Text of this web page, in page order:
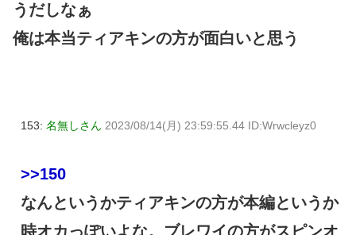
うだしなぁ
俺は本当ティアキンの方が面白いと思う
153: 名無しさん 2023/08/14(月) 23:59:55.44 ID:Wrwcleyz0
>>150
なんというかティアキンの方が本編というか
時オカっぽいよな。ブレワイの方がスピンオ